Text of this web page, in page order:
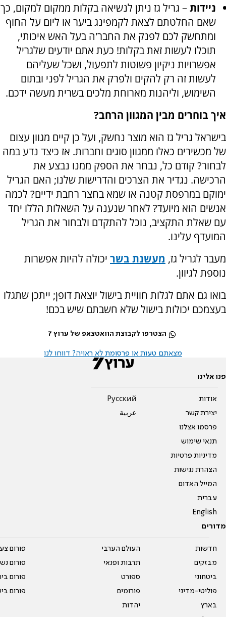
ניידות– גריל גז ניתן לנשיאה בקלות ממקום למקום, כך
שאם החלטתם לצאת לקמפינג ביער או ליום על החוף
ומתחשק לכם לפנק את החבר'ה בעל האש איכותי,
תוכלו לעשות זאת בקלות! כעת אתם יודעים שלגריל
אפשרויות ניקיון פשוטות לתפעול, ושכל שעליהם
לעשות זה רק להקים ולפרק את הגריל לפני ובתום
השימוש, וליהנות מארוחת מלכים בשרית מעשה ידכם.
איך בוחרים מבין המגוון הרחב?
בישראל גריל גז הוא מוצר נחשק, ועל כן קיים מגוון עצום
של מכשירים כאלו ממגוון סוגים וחברות. אז כיצד נדע במה
לבחור? קודם כל, נבחר את הספק ממנו נבצע את
הרכישה. נגדיר את הצרכים והדרישות שלנו; האם הגריל
ימוקם במרפסת קטנה או שמא בחצר רחבת ידיים? לכמה
אנשים הוא מיועד? לאחר שנענה על השאלות הללו יחד
עם שאלת התקציב, נוכל להתקדם ולבחור את הגריל
המועדף עלינו.
מעבר לגריל גז, מעשנת בשר יכולה להיות אפשרות
נוספת לגיוון.
בואו גם אתם לגלות חוויית בישול יוצאת דופן; ייתכן שתגלו
בעצמכם יכולות בישול שלא חשבתם שיש בכם!
הצטרפו לקבוצת הוואטצאפ של ערוץ 7
מצאתם טעות או פרסומת לא ראויה? דווחו לנו
פנו אלינו
אודות
יצירת קשר
פרסמו אצלנו
תנאי שימוש
מדיניות פרטיות
הצהרת נגישות
המייל האדום
עברית
English
Pусский
عربية
מדורים
חדשות
מבזקים
ביטחוני
פוליטי-מדיני
בארץ
העולם הערבי
תרבות ופנאי
ספורט
פורומים
יהדות
פורום
פורום
פורום
פורום